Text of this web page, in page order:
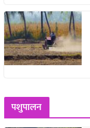
पशुपालन